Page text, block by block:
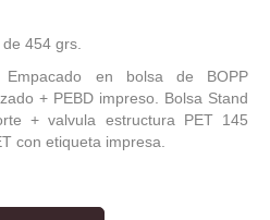
454 grs.
Empacado en bolsa de BOPP
+ PEBD impreso. Bolsa Stand
+ valvula estructura PET 145
con etiqueta impresa.